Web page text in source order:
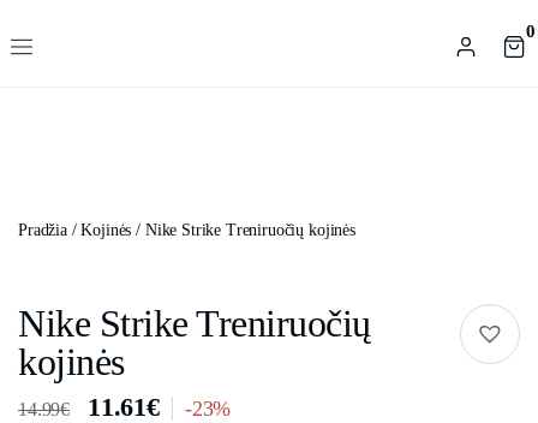
0
Pradžia/Kojinės / Nike Strike Treniruočių kojinės
Nike Strike Treniruočių
kojinės
14.99€ 11.61€ -23%